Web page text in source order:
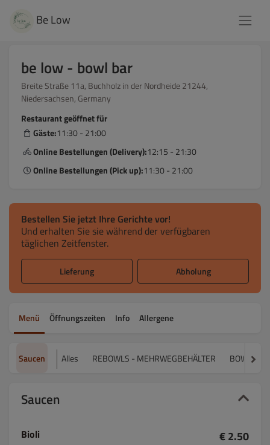
Be Low
be low - bowl bar
Breite Straße 11a, Buchholz in der Nordheide 21244,
Niedersachsen, Germany
Restaurant geöffnet für
Gäste:11:30 - 21:00
Online Bestellungen (Delivery):12:15 - 21:30
Online Bestellungen (Pick up):11:30 - 21:00
Bestellen Sie jetzt Ihre Gerichte vor!
Und erhalten Sie sie während der verfügbaren
täglichen Zeitfenster.
Lieferung Abholung
Menü Öffnungszeiten Info Allergene
Saucen Alles REBOWLS - MEHRWEGBEHÄLTER BOWLS
Saucen
Bioli € 2.50